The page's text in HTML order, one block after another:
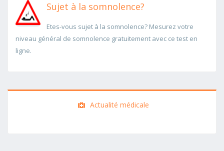
Sujet à la somnolence?
Etes-vous sujet à la somnolence? Mesurez votre
niveau général de somnolence gratuitement avec ce test en
ligne.
Actualité médicale